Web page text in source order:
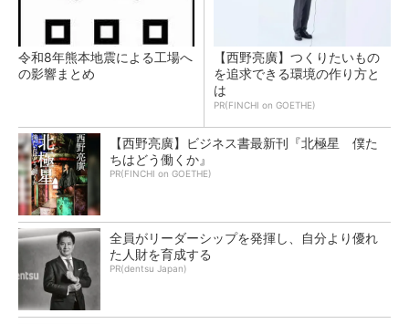
令和8年熊本地震による工場へ
の影響まとめ
【西野亮廣】つくりたいもの
を追求できる環境の作り方と
は
PR(FINCHI on GOETHE)
【西野亮廣】ビジネス書最新刊『北極星 僕た
ちはどう働くか』
PR(FINCHI on GOETHE)
全員がリーダーシップを発揮し、自分より優れ
た人財を育成する
PR(dentsu Japan)